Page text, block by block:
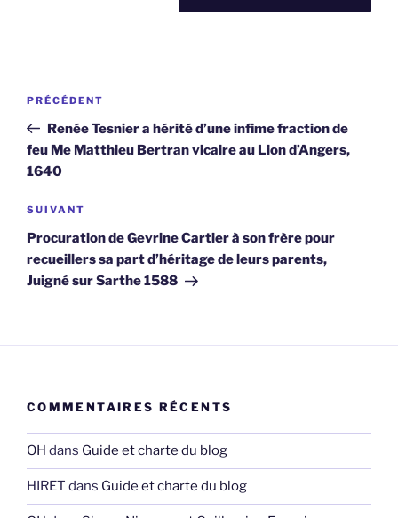
Navigation
l’article
Article
précédent
PRÉCÉDENT
Renée Tesnier a hérité d’une infime fraction de
feu Me Matthieu Bertran vicaire au Lion d’Angers,
1640
Article
suivant
SUIVANT
Procuration de Gevrine Cartier à son frère pour
recueillers sa part d’héritage de leurs parents,
Juigné sur Sarthe 1588
COMMENTAIRES RÉCENTS
OH dans Guide et charte du blog
HIRET dans Guide et charte du blog